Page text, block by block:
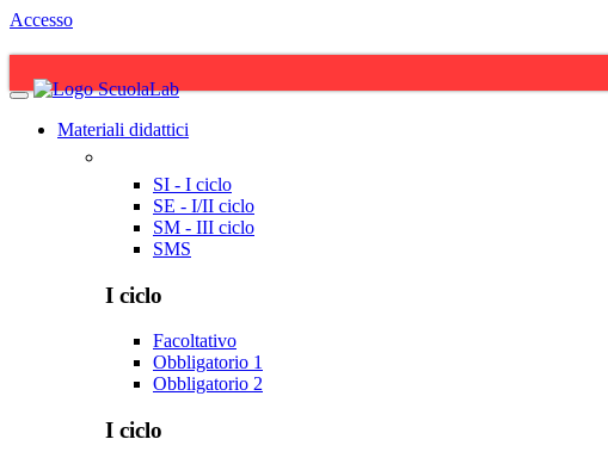
Accesso
Materiali didattici
SI - I ciclo
SE - I/II ciclo
SM - III ciclo
SMS
I ciclo
Facoltativo
Obbligatorio 1
Obbligatorio 2
I ciclo